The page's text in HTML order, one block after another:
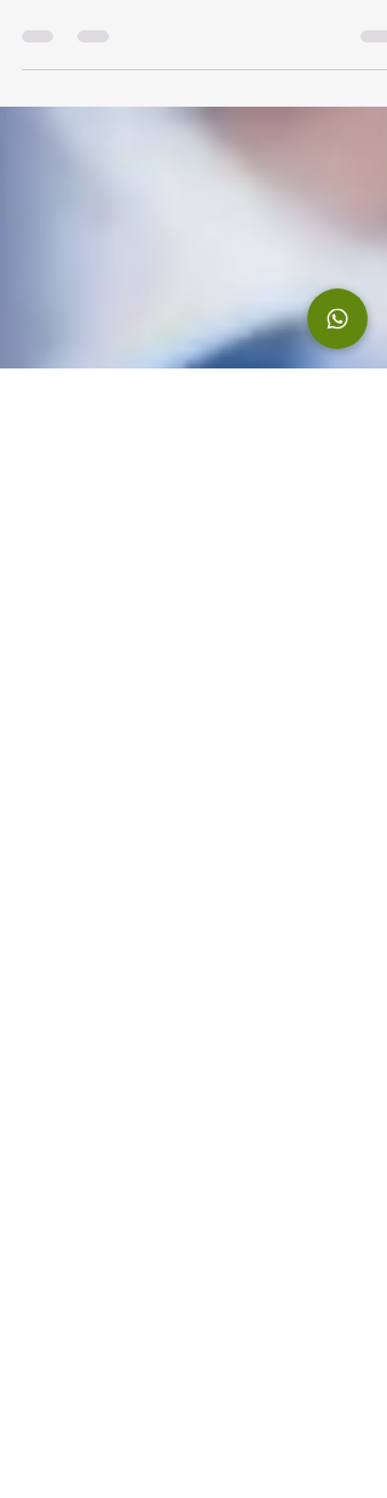
atividades do dia a dia ao transformarem os
recursos de...